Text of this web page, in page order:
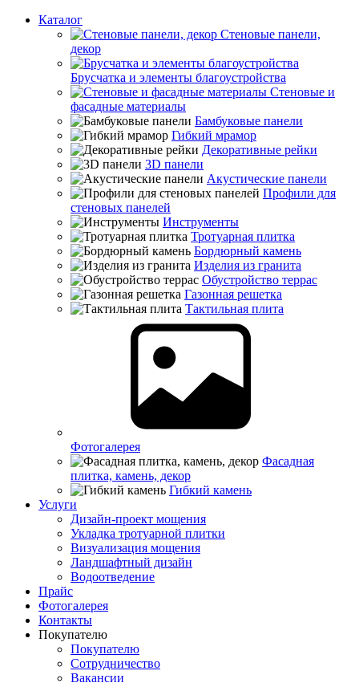
Каталог
Стеновые панели,
декор
Брусчатка и элементы благоустройства
Стеновые и
фасадные материалы
Бамбуковые панели
Гибкий мрамор
Декоративные рейки
3D панели
Акустические панели
Профили для
стеновых панелей
Инструменты
Тротуарная плитка
Бордюрный камень
Изделия из гранита
Обустройство террас
Газонная решетка
Тактильная плита
Фотогалерея
Фасадная
плитка, камень, декор
Гибкий камень
Услуги
Дизайн-проект мощения
Укладка тротуарной плитки
Визуализация мощения
Ландшафтный дизайн
Водоотведение
Прайс
Фотогалерея
Контакты
Покупателю
Покупателю
Сотрудничество
Вакансии